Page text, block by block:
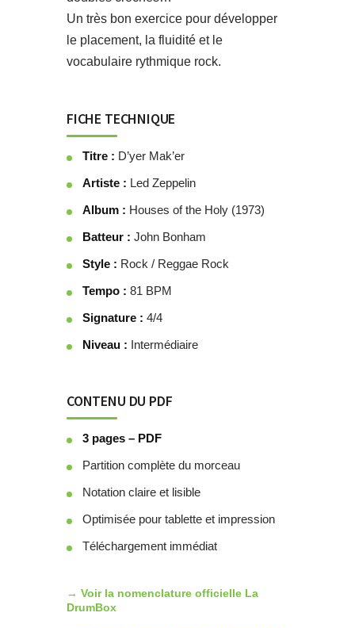
Un très bon exercice pour développer
le placement, la fluidité et le
vocabulaire rythmique rock.
FICHE TECHNIQUE
Titre : D’yer Mak’er
Artiste : Led Zeppelin
Album : Houses of the Holy (1973)
Batteur : John Bonham
Style : Rock / Reggae Rock
Tempo : 81 BPM
Signature : 4/4
Niveau : Intermédiaire
CONTENU DU PDF
3 pages – PDF
Partition complète du morceau
Notation claire et lisible
Optimisée pour tablette et impression
Téléchargement immédiat
→ Voir la nomenclature officielle La
DrumBox